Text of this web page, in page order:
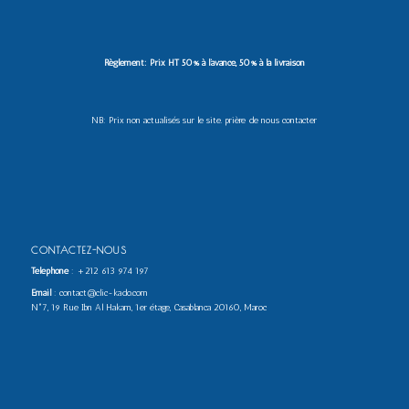
Règlement: Prix HT 50% à l’avance, 50% à la livraison
NB: Prix non actualisés sur le site. prière de nous contacter
CONTACTEZ-NOUS
Téléphone: +212 613 974 197
Email : contact@clic-kado.com
N°7, 19 Rue Ibn Al Hakam, 1er étage, Casablanca 20160, Maroc